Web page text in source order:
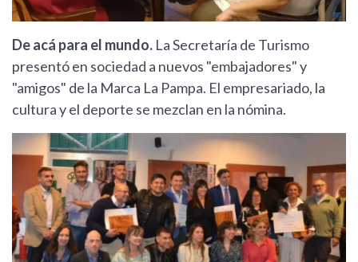
De acá para el mundo. La Secretaría de Turismo
presentó en sociedad a nuevos "embajadores" y
"amigos" de la Marca La Pampa. El empresariado, la
cultura y el deporte se mezclan en la nómina.